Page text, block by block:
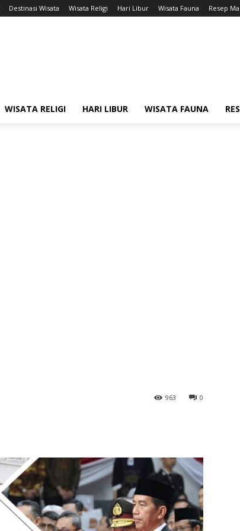
Destinasi Wisata Wisata Religi Hari Libur Wisata Fauna Resep
WISATA RELIGI HARI LIBUR WISATA FAUNA
0
963